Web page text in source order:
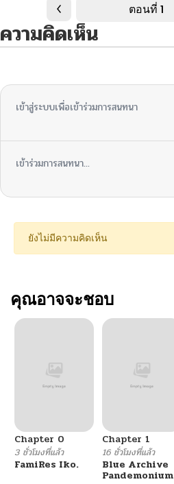
ตอนที่ 1
ความคิดเห็น
เข้าสู่ระบบเพื่อเข้าร่วมการสนทนา
เข้าร่วมการสนทนา...
ยังไม่มีความคิดเห็น
คุณอาจจะชอบ
Chapter 0
3 ชั่วโมงที่แล้ว
FamiRes Iko.
Chapter 1
16 ชั่วโมงที่แล้ว
Blue Archive
Pandemonium